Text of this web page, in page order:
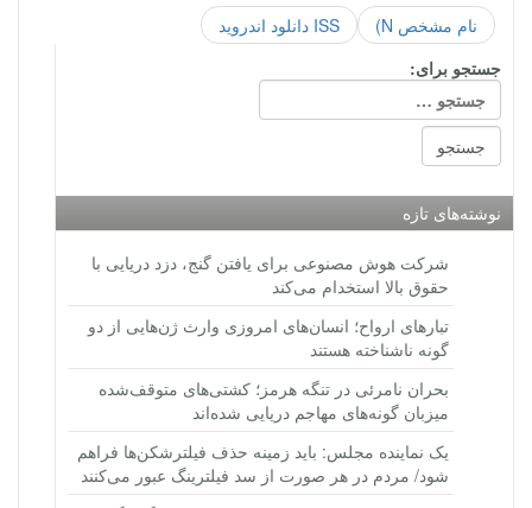
ISS دانلود اندروید
نام مشخص N)
جستجو برای:
نوشته‌های تازه
شرکت هوش مصنوعی برای یافتن گنج، دزد دریایی با
حقوق بالا استخدام می‌کند
تبارهای ارواح؛ انسان‌های امروزی وارث ژن‌هایی از دو
گونه ناشناخته هستند
بحران نامرئی در تنگه هرمز؛ کشتی‌های متوقف‌شده
میزبان گونه‌های مهاجم دریایی شده‌اند
یک نماینده مجلس: باید زمینه حذف فیلترشکن‌ها فراهم
شود/ مردم در هر صورت از سد فیلترینگ عبور می‌کنند